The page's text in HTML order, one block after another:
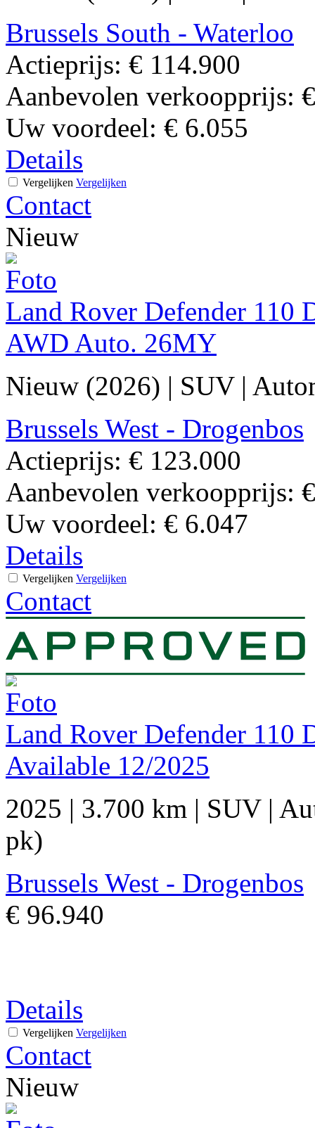
Brussels South - Waterloo
Actieprijs: € 114.900
Aanbevolen verkoopprijs:
Uw voordeel: € 6.055
Details
Vergelijken Vergelijken
Contact
Nieuw
Land Rover Defender 110
AWD Auto. 26MY
Nieuw (2026) | SUV|
Brussels West - Drogenbos
Actieprijs: € 123.000
Aanbevolen verkoopprijs:
Uw voordeel: € 6.047
Details
Vergelijken Vergelijken
Contact
Land Rover Defender 110
Available 12/2025
2025 | 3.700 km | SUV|
pk)
Brussels West - Drogenbos
€ 96.940
Details
Vergelijken Vergelijken
Contact
Nieuw